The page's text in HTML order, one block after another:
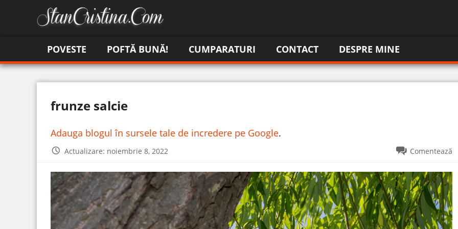
POVESTE POFTĂ BUNĂ! CUMPARATURI CONTACT DESPRE MINE
frunze salcie
Adauga blogul în sursele tale de incredere pe Google.
Actualizare: noiembrie 8, 2022 Comentează